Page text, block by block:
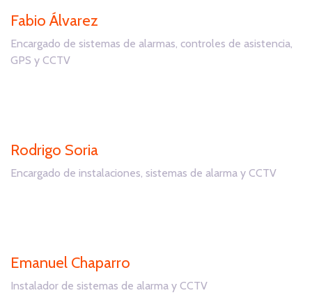
Fabio Álvarez
Encargado de sistemas de alarmas, controles de asistencia,
GPS y CCTV
Rodrigo Soria
Encargado de instalaciones, sistemas de alarma y CCTV
Emanuel Chaparro
Instalador de sistemas de alarma y CCTV